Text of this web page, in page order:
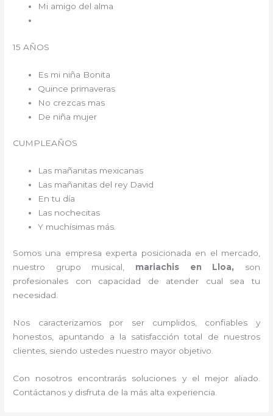
Mi amigo del alma
15 AÑOS
Es mi niña Bonita
Quince primaveras
No crezcas mas
De niña mujer
CUMPLEAÑOS
Las mañanitas mexicanas
Las mañanitas del rey David
En tu día
Las nochecitas
Y muchísimas más.
Somos una empresa experta posicionada en el mercado,
nuestro grupo musical, mariachis en Lloa, son
profesionales con capacidad de atender cual sea tu
necesidad.
Nos caracterizamos por ser cumplidos, confiables y
honestos, apuntando a la satisfacción total de nuestros
clientes, siendo ustedes nuestro mayor objetivo.
Con nosotros encontrarás soluciones y el mejor aliado.
Contáctanos y disfruta de la más alta experiencia.